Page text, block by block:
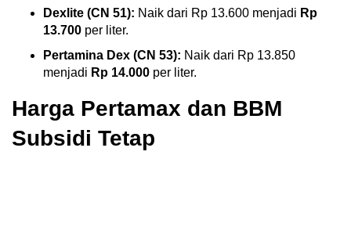
Dexlite (CN 51): Naik dari Rp 13.600 menjadi Rp
13.700 per liter.
Pertamina Dex (CN 53): Naik dari Rp 13.850
menjadi Rp 14.000 per liter.
Harga Pertamax dan BBM
Subsidi Tetap